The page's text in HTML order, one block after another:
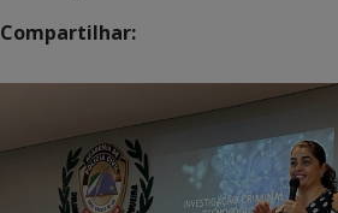
Compartilhar: